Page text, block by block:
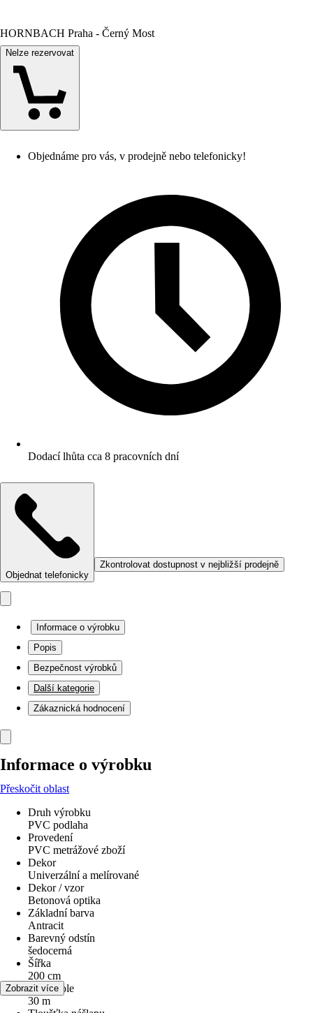
HORNBACH Praha - Černý Most
Nelze rezervovat
Objednáme pro vás, v prodejně nebo telefonicky!
Dodací lhůta cca 8 pracovních dní
Objednat telefonicky
Zkontrolovat dostupnost v nejbližší prodejně
Informace o výrobku
Popis
Bezpečnost výrobků
Další kategorie
Zákaznická hodnocení
Informace o výrobku
Přeskočit oblast
Druh výrobku
PVC podlaha
Provedení
PVC metrážové zboží
Dekor
Univerzální a melírované
Dekor / vzor
Betonová optika
Základní barva
Antracit
Barevný odstín
šedocerná
Šířka
200 cm
Délka role
30 m
Zobrazit více